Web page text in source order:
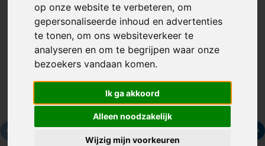
op onze website te verbeteren, om
gepersonaliseerde inhoud en advertenties
te tonen, om ons websiteverkeer te
analyseren en om te begrijpen waar onze
bezoekers vandaan komen.
Ik ga akkoord
Alleen noodzakelijk
Wijzig mijn voorkeuren